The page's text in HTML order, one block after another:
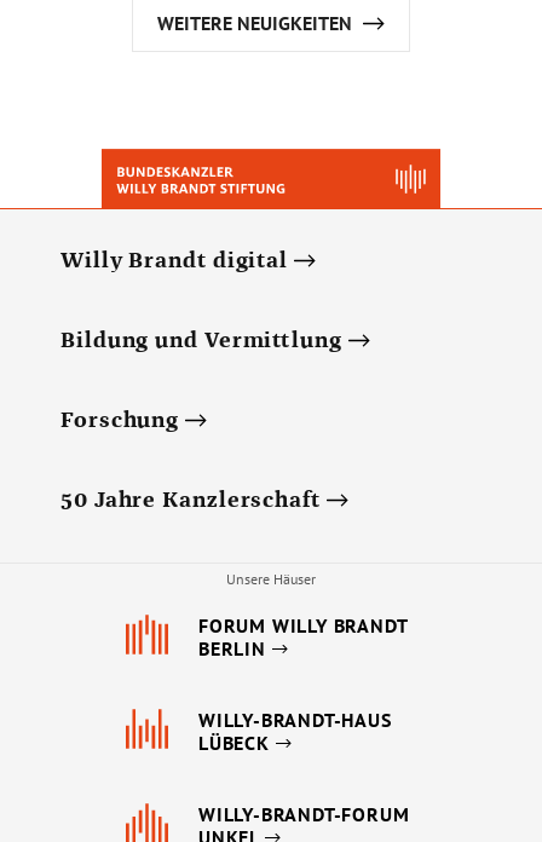
WEITERE NEUIGKEITEN
Willy Brandt digital
Bildung und Vermittlung
Forschung
50 Jahre Kanzlerschaft
Unsere Häuser
FORUM WILLY BRANDT
BERLIN
WILLY-BRANDT-HAUS
LÜBECK
WILLY-BRANDT-FORUM